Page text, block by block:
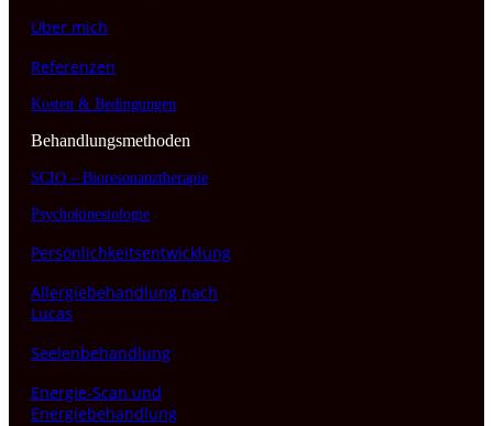
Über mich
Referenzen
Kosten & Bedingungen
Behandlungsmethoden
SCIO – Bioresonanztherapie
Psychokinesiologie
Persönlichkeitsentwicklung
Allergiebehandlung nach
Lucas
Seelenbehandlung
Energie-Scan und
Energiebehandlung